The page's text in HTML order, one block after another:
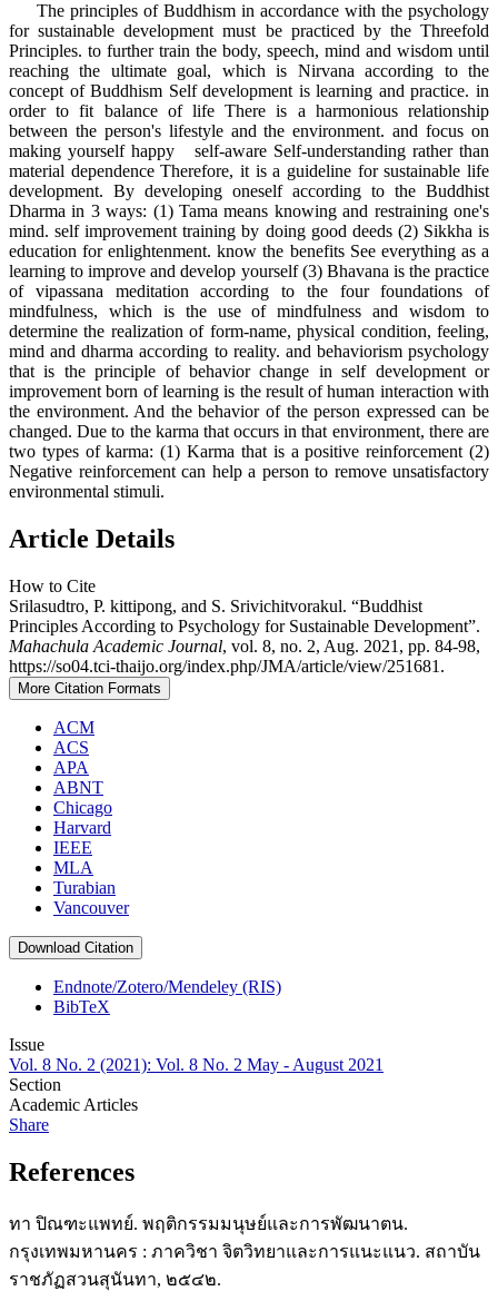
The principles of Buddhism in accordance with the psychology
for sustainable development must be practiced by the Threefold
Principles. to further train the body, speech, mind and wisdom until
reaching the ultimate goal, which is Nirvana according to the
concept of Buddhism Self development is learning and practice. in
order to fit balance of life There is a harmonious relationship
between the person's lifestyle and the environment. and focus on
making yourself happy self-aware Self-understanding rather than
material dependence Therefore, it is a guideline for sustainable life
development. By developing oneself according to the Buddhist
Dharma in 3 ways: (1) Tama means knowing and restraining one's
mind. self improvement training by doing good deeds (2) Sikkha is
education for enlightenment. know the benefits See everything as a
learning to improve and develop yourself (3) Bhavana is the practice
of vipassana meditation according to the four foundations of
mindfulness, which is the use of mindfulness and wisdom to
determine the realization of form-name, physical condition, feeling,
mind and dharma according to reality. and behaviorism psychology
that is the principle of behavior change in self development or
improvement born of learning is the result of human interaction with
the environment. And the behavior of the person expressed can be
changed. Due to the karma that occurs in that environment, there are
two types of karma: (1) Karma that is a positive reinforcement (2)
Negative reinforcement can help a person to remove unsatisfactory
environmental stimuli.
Article Details
How to Cite
Srilasudtro, P. kittipong, and S. Srivichitvorakul. “Buddhist
Principles According to Psychology for Sustainable Development”.
Mahachula Academic Journal, vol. 8, no. 2, Aug. 2021, pp. 84-98,
https://so04.tci-thaijo.org/index.php/JMA/article/view/251681.
More Citation Formats
ACM
ACS
APA
ABNT
Chicago
Harvard
IEEE
MLA
Turabian
Vancouver
Download Citation
Endnote/Zotero/Mendeley (RIS)
BibTeX
Issue
Vol. 8 No. 2 (2021): Vol. 8 No. 2 May - August 2021
Section
Academic Articles
Share
References
ทา ปิณฑะแพทย์. พฤติกรรมมนุษย์และการพัฒนาตน.
กรุงเทพมหานคร : ภาควิชา จิตวิทยาและการแนะแนว. สถาบัน
ราชภัฏสวนสุนันทา, ๒๕๔๒.